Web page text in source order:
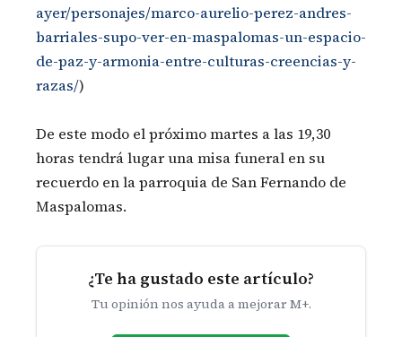
ayer/personajes/marco-aurelio-perez-andres-
barriales-supo-ver-en-maspalomas-un-espacio-
de-paz-y-armonia-entre-culturas-creencias-y-
razas/)
De este modo el próximo martes a las 19,30
horas tendrá lugar una misa funeral en su
recuerdo en la parroquia de San Fernando de
Maspalomas.
¿Te ha gustado este artículo?
Tu opinión nos ayuda a mejorar M+.